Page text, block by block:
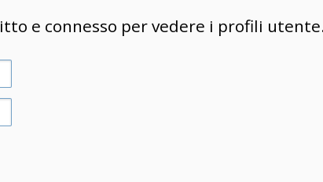
e connesso per vedere i profili